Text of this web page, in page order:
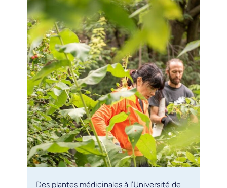
Des plantes médicinales à l’Université de